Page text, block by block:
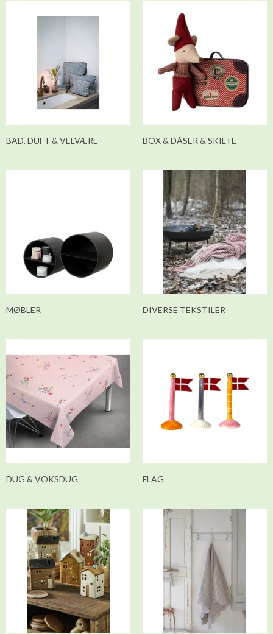
BAD, DUFT & VELVÆRE BOX & DÅSER & SKILTE
MØBLER DIVERSE TEKSTILER
DUG & VOKSDUG FLAG